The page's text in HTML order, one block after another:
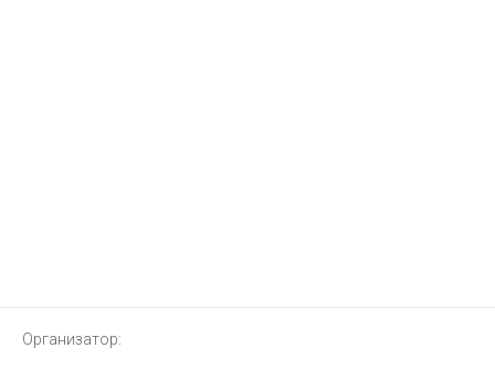
Организатор: